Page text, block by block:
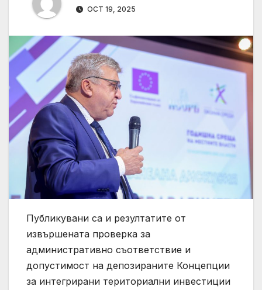
OCT 19, 2025
Публикувани са и резултатите от
извършената проверка за
административно съответствие и
допустимост на депозираните Концепции
за интегрирани териториални инвестиции